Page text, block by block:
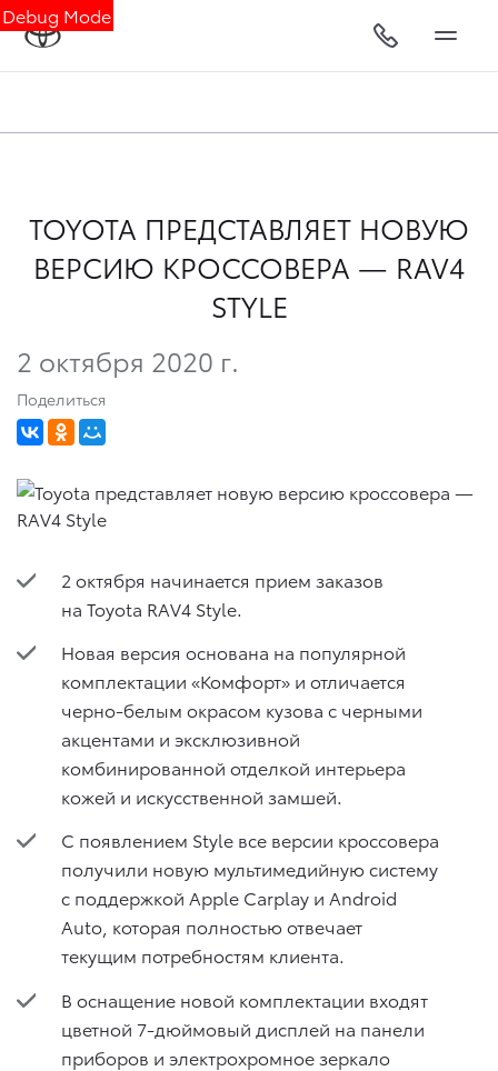
Debug Mode
TOYOTA ПРЕДСТАВЛЯЕТ НОВУЮ
ВЕРСИЮ КРОССОВЕРА — RAV4
STYLE
2 октября 2020 г.
Поделиться
2 октября начинается прием заказов
на Toyota RAV4 Style.
Новая версия основана на популярной
комплектации «Комфорт» и отличается
черно-белым окрасом кузова с черными
акцентами и эксклюзивной
комбинированной отделкой интерьера
кожей и искусственной замшей.
С появлением Style все версии кроссовера
получили новую мультимедийную систему
с поддержкой Apple Carplay и Android
Auto, которая полностью отвечает
текущим потребностям клиента.
В оснащение новой комплектации входят
цветной 7-дюймовый дисплей на панели
приборов и электрохромное зеркало